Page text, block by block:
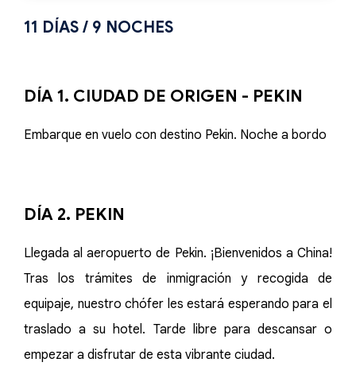
11 DÍAS / 9 NOCHES
DÍA 1. CIUDAD DE ORIGEN - PEKIN
Embarque en vuelo con destino Pekin. Noche a bordo
DÍA 2. PEKIN
Llegada al aeropuerto de Pekin. ¡Bienvenidos a China!
Tras los trámites de inmigración y recogida de
equipaje, nuestro chófer les estará esperando para el
traslado a su hotel. Tarde libre para descansar o
empezar a disfrutar de esta vibrante ciudad.